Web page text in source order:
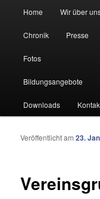
Zum Inhalt
Zum sekundären
Home Wir über
Chronik Presse
Fotos
Bildungsangebote
Downloads
Veröffentlicht am23.